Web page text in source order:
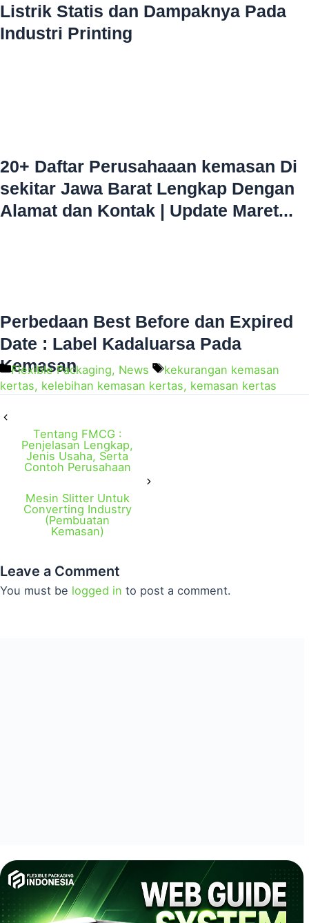
Listrik Statis dan Dampaknya Pada
Industri Printing
20+ Daftar Perusahaaan kemasan Di
sekitar Jawa Barat Lengkap Dengan
Alamat dan Kontak | Update Maret...
Perbedaan Best Before dan Expired
Date : Label Kadaluarsa Pada
Kemasan
Flexible Packaging, News
kekurangan kemasan
kertas, kelebihan kemasan kertas, kemasan kertas
Tentang FMCG :
Penjelasan Lengkap,
Jenis Usaha, Serta
Contoh Perusahaan
Mesin Slitter Untuk
Converting Industry
(Pembuatan
Kemasan)
Leave a Comment
You must be logged in to post a comment.